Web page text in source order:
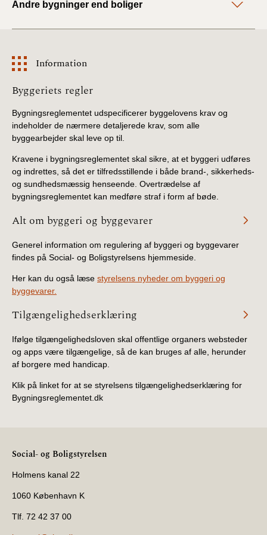
2022)
2021)
BR18 (1/1-29/6
2021)
BR18 (1/7-31/12
2020)
BR18 (10/3-30/6
2020)
BR18 (1/1-9/3 2020)
BR18 (4/7-31/12
BR18 (1/1-4/7 2019)
BR18 (1/7-31/12
BR18 (1/1-30/6
2018)
Tidligere BR (1961-
2010)
Andre bygninger end boliger
Information
Information
Byggeriets regler
Bygningsreglementet udspecificerer byggelovens krav og
indeholder de nærmere detaljerede krav, som alle
byggearbejder skal leve op til.
Kravene i bygningsreglementet skal sikre, at et byggeri udføres
og indrettes, så det er tilfredsstillende i både brand-, sikkerheds-
og sundhedsmæssig henseende. Overtrædelse af
bygningsreglementet kan medføre straf i form af bøde.
Alt om byggeri og byggevarer
Generel information om regulering af byggeri og byggevarer
findes på Social- og Boligstyrelsens hjemmeside.
Her kan du også læse styrelsens nyheder om byggeri og
byggevarer.
Tilgængelighedserklæring
Ifølge tilgængelighedsloven skal offentlige organers websteder
og apps være tilgængelige, så de kan bruges af alle, herunder
af borgere med handicap.
Klik på linket for at se styrelsens tilgængelighedserklæring for
Bygningsreglementet.dk
Social- og Boligstyrelsen
Holmens kanal 22
1060 København K
Tlf. 72 42 37 00